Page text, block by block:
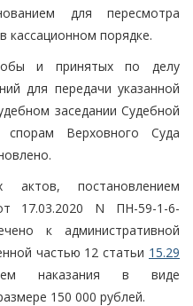
для пересмотра
кассационном порядке.
и принятых по делу
для передачи указанной
заседании Судебной
спорам Верховного Суда
постановлением
17.03.2020 N ПН-59-1-6-
к административной
частью 12 статьи 15.29
наказания в виде
150 000 рублей.